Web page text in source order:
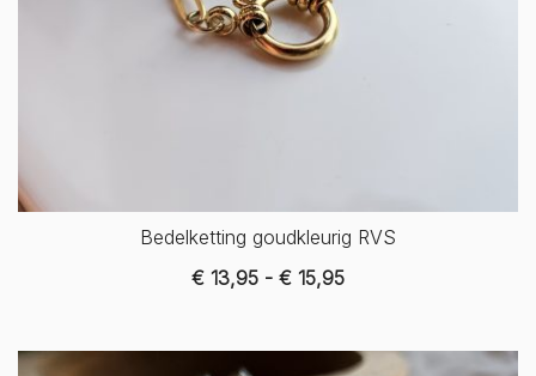
Bedelketting goudkleurig RVS
€ 13,95 - € 15,95Prijsklasse:
€ 15,95